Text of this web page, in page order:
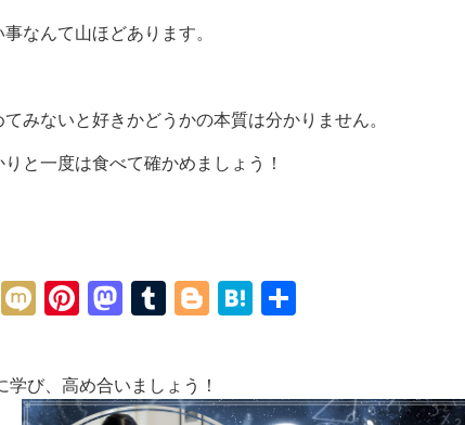
なんて山ほどあります。
みないと好きかどうかの本質は分かりません。
と一度は食べて確かめましょう！
LinkedIn
MixiPinterest
Mastodon
Tumblr
Blogger
Hatena
び、高め合いましょう！